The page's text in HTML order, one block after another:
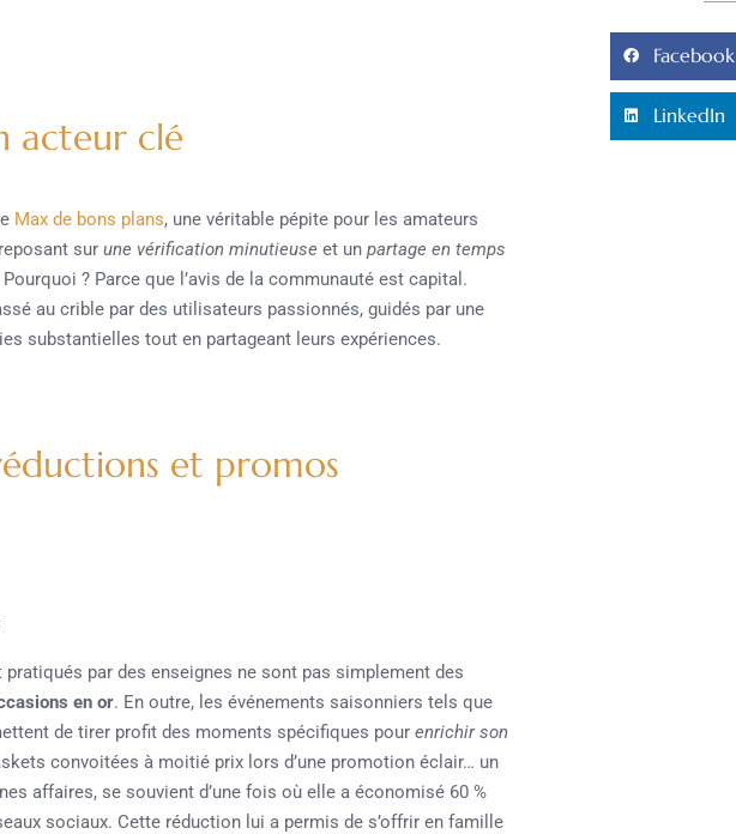
acteur clé
Max de bons plans, une véritable pépite pour les amateurs
sur une vérification minutieuse et un partage en temps
? Parce que l’avis de la communauté est capital.
au crible par des utilisateurs passionnés, guidés par une
substantielles tout en partageant leurs expériences.
et promos
par des enseignes ne sont pas simplement des
en or. En outre, les événements saisonniers tels que
de tirer profit des moments spécifiques pour enrichir son
convoitées à moitié prix lors d’une promotion éclair… un
affaires, se souvient d’une fois où elle a économisé 60 %
sociaux. Cette réduction lui a permis de s’offrir en famille
Facebook
LinkedIn